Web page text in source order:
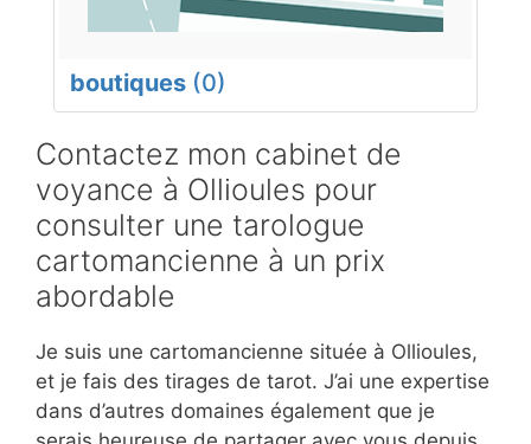
boutiques (0)
Contactez mon cabinet de
voyance à Ollioules pour
consulter une tarologue
cartomancienne à un prix
abordable
Je suis une cartomancienne située à Ollioules,
et je fais des tirages de tarot. J’ai une expertise
dans d’autres domaines également que je